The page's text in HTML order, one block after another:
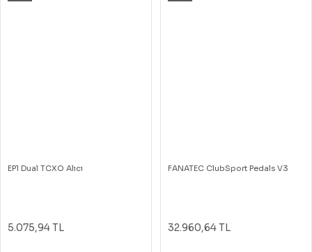
EP1 Dual TCXO Alıcı
5.075,94 TL
FANATEC ClubSport Pedals V3
32.960,64 TL